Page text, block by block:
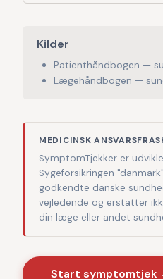
Kilder
Patienthåndbogen —
Lægehåndbogen —
MEDICINSK
SymptomTjekker er
Sygeforsikringen
godkendte danske
vejledende og erstatter
din læge eller andet
Start symptomtjek